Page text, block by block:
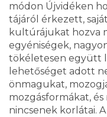
módon Újvidéken
tájáról érkezett,
kultúrájukat hozva
egyéniségek,
tökéletesen együtt
lehetőséget adott
önmagukat,
mozgásformákat,
nincsenek korlátai. A